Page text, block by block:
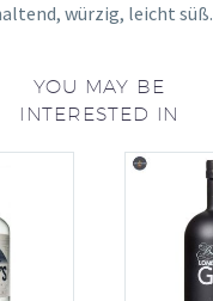
würzig, leicht süß.
YOU MAY BE
INTERESTED IN